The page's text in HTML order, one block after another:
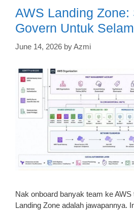
AWS Landing Zone:
Govern Untuk
June 14, 2026 byAzmi
Nak onboard banyak team ke
Landing Zone adalah jawapannya.